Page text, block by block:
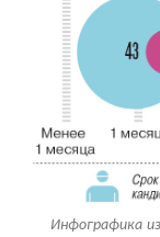
Инфографика